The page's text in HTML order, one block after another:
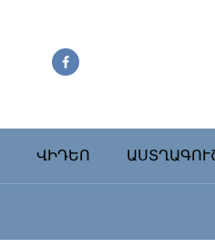
ՎԻԴԵՈ